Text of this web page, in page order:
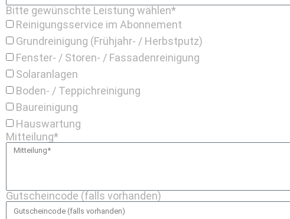
Bitte gewünschte Leistung wählen*
Reinigungsservice im Abonnement
Grundreinigung (Frühjahr- / Herbstputz)
Fenster- / Storen- / Fassadenreinigung
Solaranlagen
Boden- / Teppichreinigung
Baureinigung
Hauswartung
Mitteilung*
Gutscheincode (falls vorhanden)